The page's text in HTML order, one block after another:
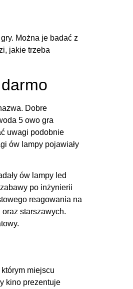
Można je badać z
jakie trzeba
Dobre
5 owo gra
uwagi podobnie
ów lampy pojawiały
ów lampy led
po inżynierii
reagowania na
starszawych.
miejscu
kino prezentuje